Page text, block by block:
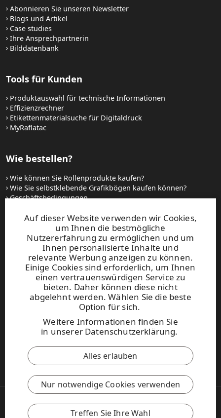
Auf dieser Website verwenden wir Cookies,
um Ihnen die bestmögliche
Nutzererfahrung zu ermöglichen und um
Ihnen personalisierte Inhalte und
relevante Werbung anzeigen zu können.
Einige Cookies sind erforderlich, um Ihnen
einen vertrauenswürdigen Service zu
bieten. Daher können diese nicht
abgelehnt werden. Wählen Sie die beste
Option für sich.
Weitere Informationen finden Sie
in unserer Datenschutzerklärung.
Alles erlauben
Nur notwendige Cookies verwenden
Treffen Sie Ihre Wahl
Abonnieren Sie unseren Newsletter
Blogs und Artikel
Case studies
Ihre Ansprechpartnerin
Bilddatenbank
Tools für Kunden
Produktauswahl für technische Informationen
Effizienzrechner
Etikettenmaterialsuche für Digitaldruck
MyRaflatac
Wie bestellen?
Wie können Sie Rollenprodukte kaufen?
Wie Sie selbstklebende Grafikbögen kaufen können?
Geschäftsbedingungen
Websites und kontakt
UPM Raflatac Graphics Solutions
UPM Raflatac Office Products
UPM Raflatac Industrial Removables
Kontakt
Diese Seite ist durch reCAPTCHA
geschützt.DatenschutzerklärungundNutzungsbedingungen
UPM Verhaltenskodex
Copyright © 2026 UPM
UPM Global